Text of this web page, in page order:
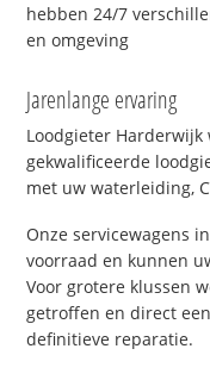
hebben 24/7
en omgeving
Jarenlange ervaring
Loodgieter
gekwalificeerde
met uw waterleiding,
Onze servicewagens
voorraad en kunnen
Voor grotere klussen
getroffen en direct
definitieve reparatie.